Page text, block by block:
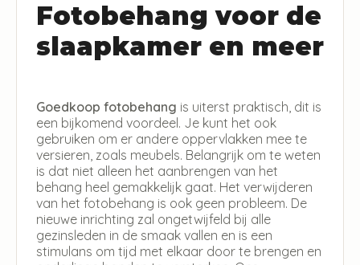
Fotobehang voor de
slaapkamer en meer
Goedkoop fotobehang is uiterst praktisch, dit is
een bijkomend voordeel. Je kunt het ook
gebruiken om er andere oppervlakken mee te
versieren, zoals meubels. Belangrijk om te weten
is dat niet alleen het aanbrengen van het
behang heel gemakkelijk gaat. Het verwijderen
van het fotobehang is ook geen probleem. De
nieuwe inrichting zal ongetwijfeld bij alle
gezinsleden in de smaak vallen en is een
stimulans om tijd met elkaar door te brengen en